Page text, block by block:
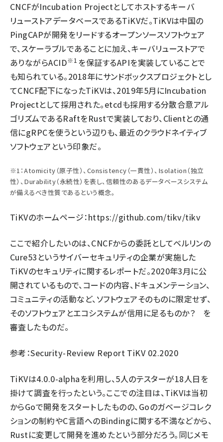
CNCFがIncubation Projectとしてホストするキーバ
リューストアデータベースであるTiKVだ。TiKVは中国の
PingCAPが開発をリードするオープンソースソフトウェア
で、スケーラブルであることに加え、キーバリューストアで
ありながらACID※1 を保証するAPIを実装していることで
も知られている。2018年にサンドボックスプロジェクトとし
てCNCF配下になったTiKVは、2019年5月にIncubation
Projectとして採用された。etcdも採用する分散合意アル
ゴリズムであるRaftをRustで実装しており、Clientとの通
信にgRPCを使うという辺りも、最近のクラウドネイティブ
ソフトウェアという印象だ。
※1：Atomicity（原子性）、Consistency（一貫性）、Isolation（独立
性）、Durability（永続性）を表し、信頼性のあるデータベースシステム
が備えるべき性質であるという概念。
TiKVのホームページ：https://github.com/tikv/tikv
ここで紹介したいのは、CNCFからの委託としてベルリンの
Cure53というサイバーセキュリティの企業が実施した
TiKVのセキュリティに関するレポートだ。2020年3月に公
開されているもので、コードの内容、ドキュメンテーション、
コミュニティの活動など、ソフトウェアそのものに限定せず、
そのソフトウェアとエコシステムが信用に足るものか？ を
審査したものだ。
参考：Security-Review Report TiKV 02.2020
TiKVは4.0.0-alphaを利用し、5人のテスターが18人日を
掛けて調査を行ったという。ここでの注目は、TiKVは当初
からGoで開発をスタートしたものの、Goのガベージコレク
ションの制約やC言語へのBindingに関する不満などから、
Rustに変更して開発を進めたという部分だろう。同じメモ